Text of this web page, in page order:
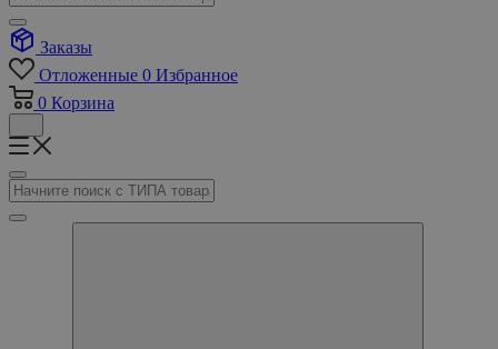
Заказы
Отложенные 0 Избранное
0 Корзина